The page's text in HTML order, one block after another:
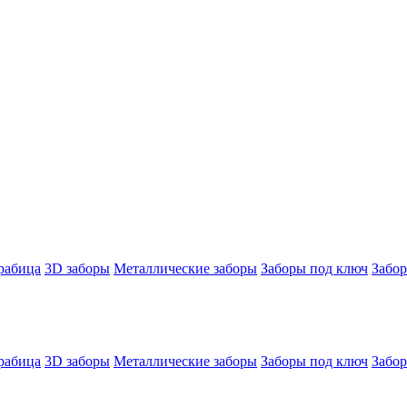
3D заборы Металлические заборы Заборы под ключ
3D заборы Металлические заборы Заборы под ключ